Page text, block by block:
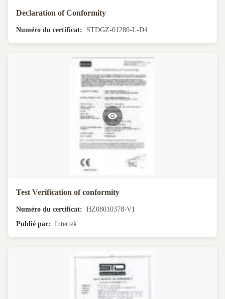
Declaration of Conformity
Numéro du certificat: STDGZ-01280-L-D4
Test Verification of conformity
Numéro du certificat: HZ08010378-V1
Publié par: Intertek